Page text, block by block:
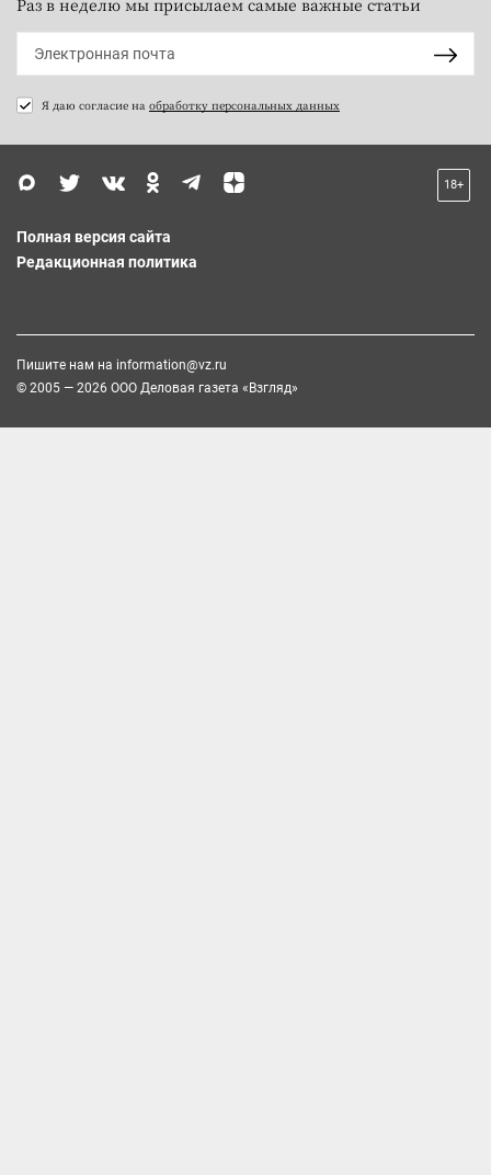
Раз в неделю мы присылаем самые важные статьи
Я даю согласие на обработку персональных данных
18+
Полная версия сайта
Редакционная политика
Пишите нам на information@vz.ru
© 2005 — 2026 ООО Деловая газета «Взгляд»